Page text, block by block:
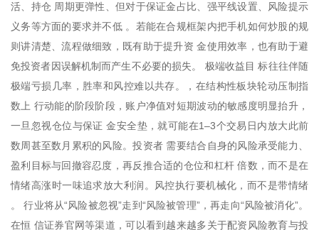
活、持仓 周期更弹性、但对于保证金占比、强平线设置、风险提示
义务等方面的要求并不低 。若能在合规框架内把手机如何炒股的规
则讲清楚、流程做细致，既有助于提升资 金使用效率，也有助于避
免投资者因误解机制而产生不必要的损失。 极端收益目 标往往伴随
极端亏损几率，胜率和风控难以共存。，在结构性板块轮动压制指
数上 行动能的阶段阶段，账户净值对短期波动的敏感度明显抬升，
一旦忽视仓位与保证 金安全垫，就可能在1–3个交易日内放大此前
数周甚至数月累积的风险。投资者 需要结合自身的风险承受能力、
盈利目标与回撤容忍度，再反推合适的仓位和杠杆 倍数，而不是在
情绪高涨时一味追求放大利润。风控执行要机械化，而不是带情绪
。 行业将从“风险被忽视”走到“风险被管理”，再走向“风险被消化”。
在恒 信证券官网等渠道，可以看到越来越多关于配资风险教育与投